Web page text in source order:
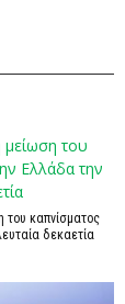
του καπνίσματος
δεκαετία